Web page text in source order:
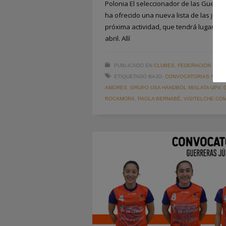
Polonia El seleccionador de las
ha ofrecido una nueva lista de las
próxima actividad, que tendrá lugar en
abril. Allí
PUBLICADO EN CLUBES
FEDERACION
ETIQUETADO BAJO: CONVOCATORIAS
AMORES
GRUPO USA HANDBOL MISLATA UPV,
ROCAMORA
PAOLA BERNABÉ